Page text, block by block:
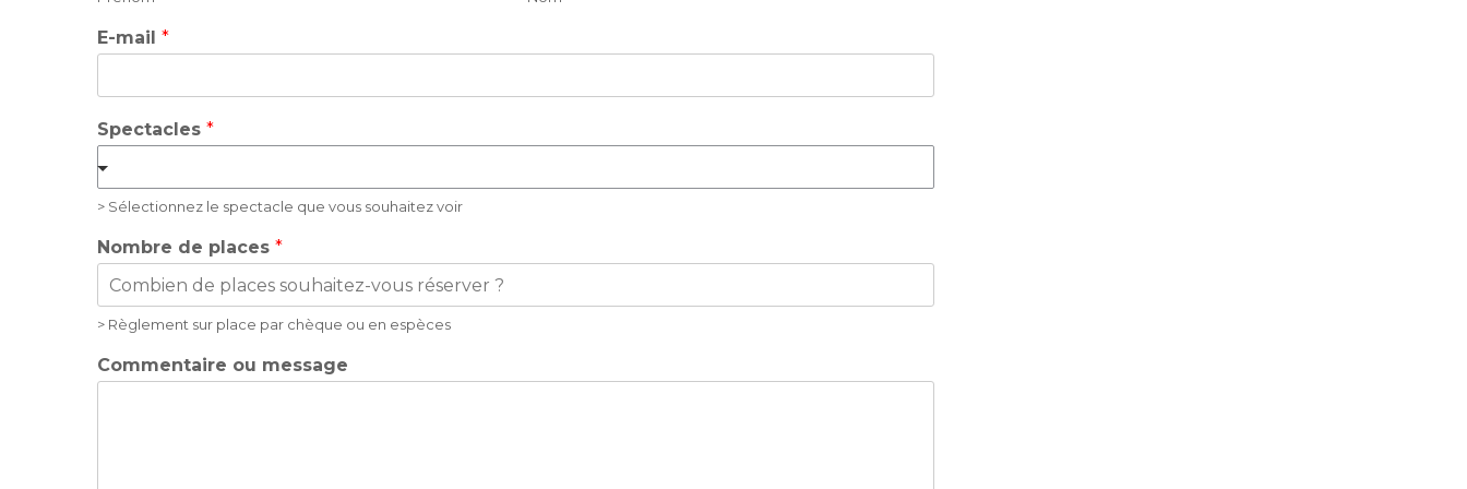
E-mail *
Spectacles *
> Sélectionnez le spectacle que vous souhaitez voir
Nombre de places *
> Règlement sur place par chèque ou en espèces
Commentaire ou message